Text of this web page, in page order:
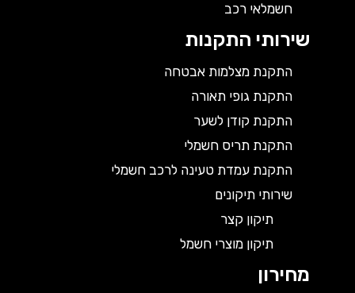
חשמלאי רכב
שירותי התקנות
התקנת מצלמות אבטחה
התקנת גופי תאורה
התקנת קודן לשער
התקנת תריס חשמלי
התקנת עמדת טעינה לרכב חשמלי
שירותי תיקונים
תיקון קצר
תיקון מוצרי חשמל
מחירון